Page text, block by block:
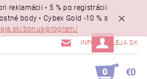
reklamácii • 5 % po registrácii
body • Cybex Gold -10 % s
bonus-program/
INFO@MALEJA.SK
0 €0